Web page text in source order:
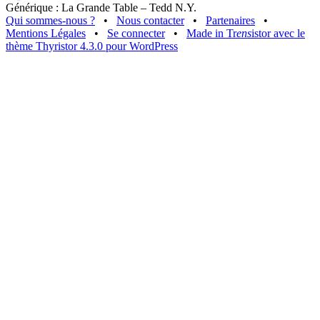
Générique : La Grande Table – Tedd N.Y.
Qui sommes-nous ?
• Nous contacter • Partenaires
•
Mentions Légales
• Se connecter • Made in Trensistor avec le
thème Thyristor 4.3.0 pour WordPress